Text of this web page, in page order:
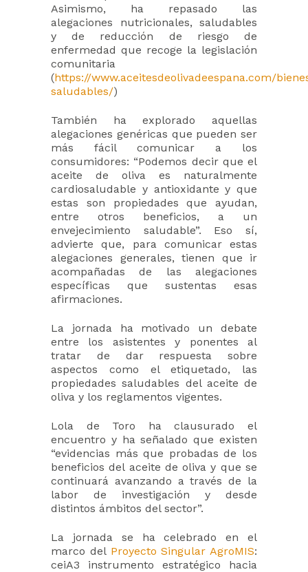
Asimismo, ha repasado las
alegaciones nutricionales, saludables
y de reducción de riesgo de
enfermedad que recoge la legislación
comunitaria
(https://www.aceitesdeolivadeespana.com/
saludables/)
También ha explorado aquellas
alegaciones genéricas que pueden ser
más fácil comunicar a los
consumidores: “Podemos decir que el
aceite de oliva es naturalmente
cardiosaludable y antioxidante y que
estas son propiedades que ayudan,
entre otros beneficios, a un
envejecimiento saludable”. Eso sí,
advierte que, para comunicar estas
alegaciones generales, tienen que ir
acompañadas de las alegaciones
específicas que sustentas esas
afirmaciones.
La jornada ha motivado un debate
entre los asistentes y ponentes al
tratar de dar respuesta sobre
aspectos como el etiquetado, las
propiedades saludables del aceite de
oliva y los reglamentos vigentes.
Lola de Toro ha clausurado el
encuentro y ha señalado que existen
“evidencias más que probadas de los
beneficios del aceite de oliva y que se
continuará avanzando a través de la
labor de investigación y desde
distintos ámbitos del sector”.
La jornada se ha celebrado en el
marco del Proyecto Singular AgroMIS:
ceiA3 instrumento estratégico hacia